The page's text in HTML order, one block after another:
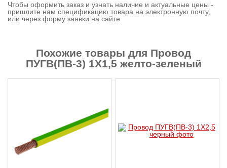
Чтобы оформить заказ и узнать наличие и актуальные цены -
пришлите нам спецификацию товара на электронную почту,
или через форму заявки на сайте.
Похожие товары для Провод
ПУГВ(ПВ-3) 1X1,5 желто-зеленый